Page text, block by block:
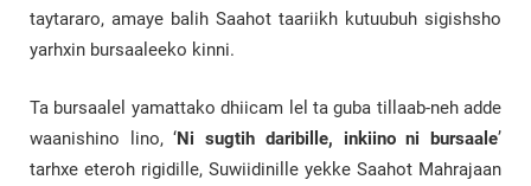
taytararo, amaye balih Saahot taariikh kutuubuh sigishsho
yarhxin bursaaleeko kinni.
Ta bursaalel yamattako dhiicam lel ta guba tillaab-neh adde
waanishino lino, ‘Ni sugtih daribille, inkiino ni bursaale’
tarhxe eteroh rigidille, Suwiidinille yekke Saahot Mahrajaan